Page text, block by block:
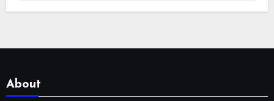
About